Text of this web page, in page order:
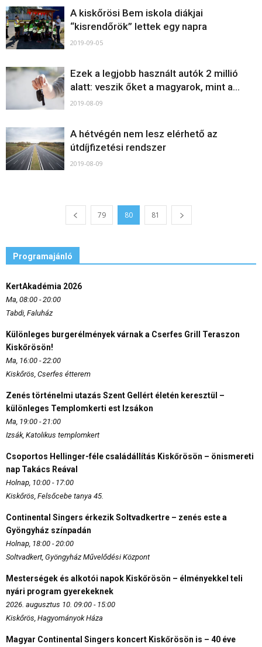
A kiskőrösi Bem iskola diákjai
“kisrendőrök” lettek egy napra
2019-09-05
Ezek a legjobb használt autók 2 millió
alatt: veszik őket a magyarok, mint a...
2019-08-09
A hétvégén nem lesz elérhető az
útdíjfizetési rendszer
2019-08-09
79 80 81
Programajánló
KertAkadémia 2026
Ma, 08:00 - 20:00
Tabdi, Faluház
Különleges burgerélmények várnak a Cserfes Grill Teraszon
Kiskőrösön!
Ma, 16:00 - 22:00
Kiskőrös, Cserfes étterem
Zenés történelmi utazás Szent Gellért életén keresztül –
különleges Templomkerti est Izsákon
Ma, 19:00 - 21:00
Izsák, Katolikus templomkert
Csoportos Hellinger-féle családállítás Kiskőrösön – önismereti
nap Takács Reával
Holnap, 10:00 - 17:00
Kiskőrös, Felsőcebe tanya 45.
Continental Singers érkezik Soltvadkertre – zenés este a
Gyöngyház színpadán
Holnap, 18:00 - 20:00
Soltvadkert, Gyöngyház Művelődési Központ
Mesterségek és alkotói napok Kiskőrösön – élményekkel teli
nyári program gyerekeknek
2026. augusztus 10. 09:00 - 15:00
Kiskőrös, Hagyományok Háza
Magyar Continental Singers koncert Kiskőrösön is – 40 éve